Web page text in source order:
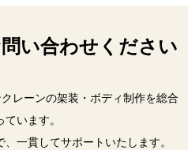
い合わせください
レーンの架装・ボディ制作を総合
ています。
一貫してサポートいたします。